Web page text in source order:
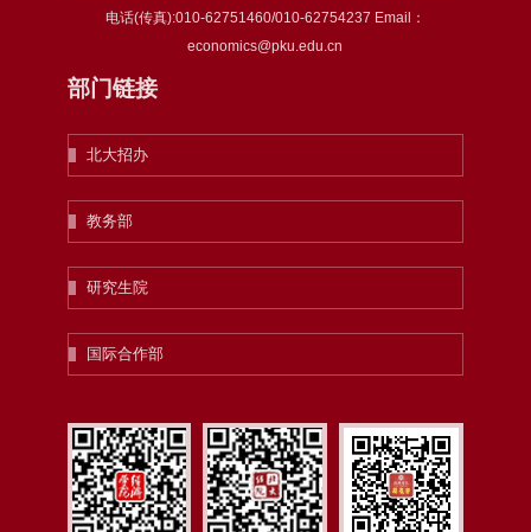
电话(传真):010-62751460/010-62754237 Email：
economics@pku.edu.cn
部门链接
北大招办
教务部
研究生院
国际合作部